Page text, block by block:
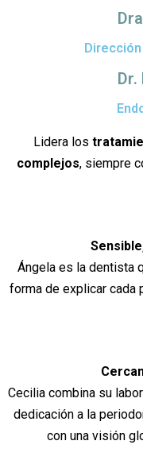
Dr.
Lidera los
complejos, siempre
Ángela es la dentista
forma de explicar cada
Cecilia combina su
dedicación a la
con una visión